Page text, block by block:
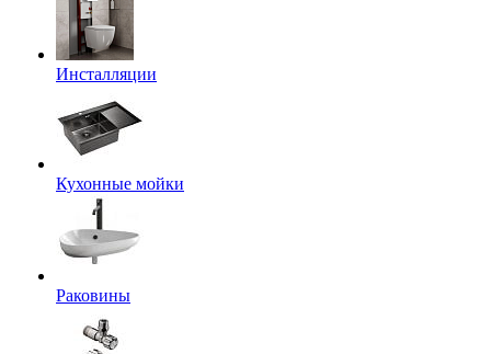
Инсталляции
Кухонные мойки
Раковины